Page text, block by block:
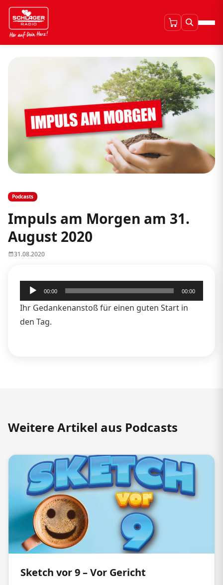
Podcasts
Impuls am Morgen am 31.
August 2020
31.08.2020
Audio-
Player
00:00 00:00
Ihr Gedankenanstoß für einen guten Start in
den Tag.
Weitere Artikel aus Podcasts
Sketch vor 9 – Vor Gericht